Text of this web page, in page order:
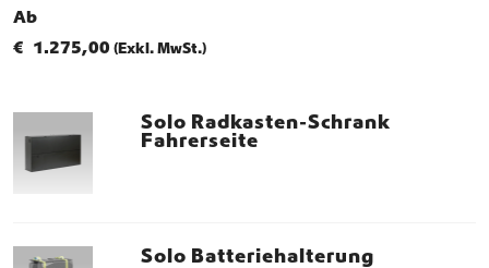
Ab
€ 1.275,00 (Exkl. MwSt.)
Solo Radkasten-Schrank
Fahrerseite
Solo Batteriehalterung